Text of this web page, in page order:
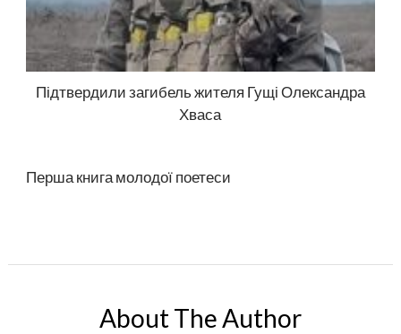
Підтвердили загибель жителя Гущі Олександра
Хваса
Перша книга молодої поетеси
About The Author